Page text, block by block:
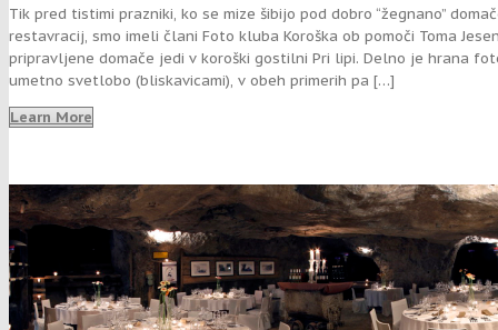
Tik pred tistimi prazniki, ko se mize šibijo pod dobro “žegnano”
restavracij, smo imeli člani Foto kluba Koroška ob pomoči Toma
pripravljene domače jedi v koroški gostilni Pri lipi. Delno je hrana
umetno svetlobo (bliskavicami), v obeh primerih pa […]
Learn More